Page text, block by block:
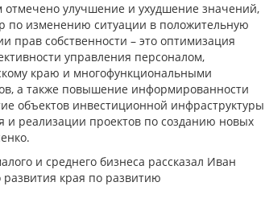
улучшение и ухудшение значений,
по изменению ситуации в положительную
прав собственности – это оптимизация
управления персоналом,
краю и многофункциональными
а также повышение информированности
объектов инвестиционной инфраструктуры
и реализации проектов по созданию новых
и среднего бизнеса рассказал Иван
развития края по развитию